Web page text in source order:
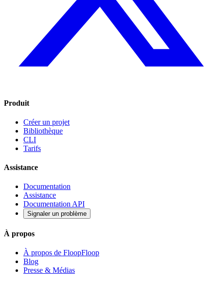
Produit
Créer un projet
Bibliothèque
CLI
Tarifs
Assistance
Documentation
Assistance
Documentation API
Signaler un problème
À propos
À propos de FloopFloop
Blog
Presse & Médias